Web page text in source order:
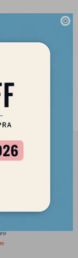

de 12 a 17 hs.